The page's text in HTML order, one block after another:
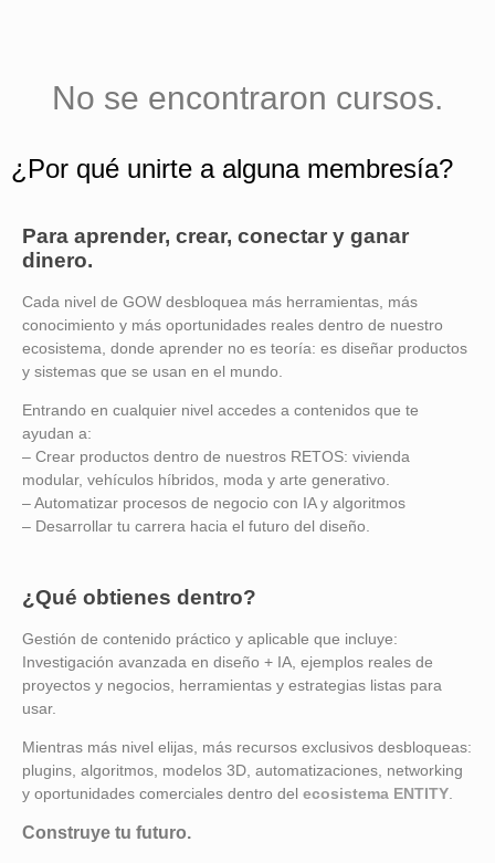
No se encontraron cursos.
¿Por qué unirte a alguna membresía?
Para aprender, crear, conectar y ganar
dinero.
Cada nivel de GOW desbloquea más herramientas, más
conocimiento y más oportunidades reales dentro de nuestro
ecosistema, donde aprender no es teoría: es diseñar productos
y sistemas que se usan en el mundo.
Entrando en cualquier nivel accedes a contenidos que te
ayudan a:
– Crear productos dentro de nuestros RETOS: vivienda
modular, vehículos híbridos, moda y arte generativo.
– Automatizar procesos de negocio con IA y algoritmos
– Desarrollar tu carrera hacia el futuro del diseño.
¿Qué obtienes dentro?
Gestión de contenido práctico y aplicable que incluye:
Investigación avanzada en diseño + IA, ejemplos reales de
proyectos y negocios, herramientas y estrategias listas para
usar.
Mientras más nivel elijas, más recursos exclusivos desbloqueas:
plugins, algoritmos, modelos 3D, automatizaciones, networking
y oportunidades comerciales dentro del ecosistema ENTITY
Construye tu futuro.